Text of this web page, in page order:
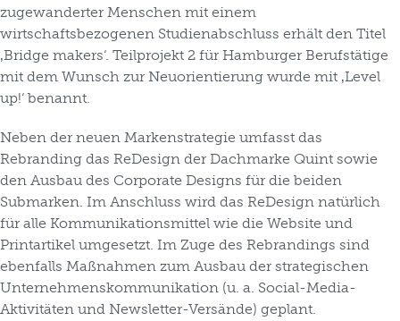
zugewanderter Menschen mit einem
wirtschaftsbezogenen Studienabschluss erhält den Titel
‚Bridge makers‘. Teilprojekt 2 für Hamburger Berufstätige
mit dem Wunsch zur Neuorientierung wurde mit ‚Level
up!‘ benannt.
Neben der neuen Markenstrategie umfasst das
Rebranding das ReDesign der Dachmarke Quint sowie
den Ausbau des Corporate Designs für die beiden
Submarken. Im Anschluss wird das ReDesign natürlich
für alle Kommunikationsmittel wie die Website und
Printartikel umgesetzt. Im Zuge des Rebrandings sind
ebenfalls Maßnahmen zum Ausbau der strategischen
Unternehmenskommunikation (u. a. Social-Media-
Aktivitäten und Newsletter-Versände) geplant.